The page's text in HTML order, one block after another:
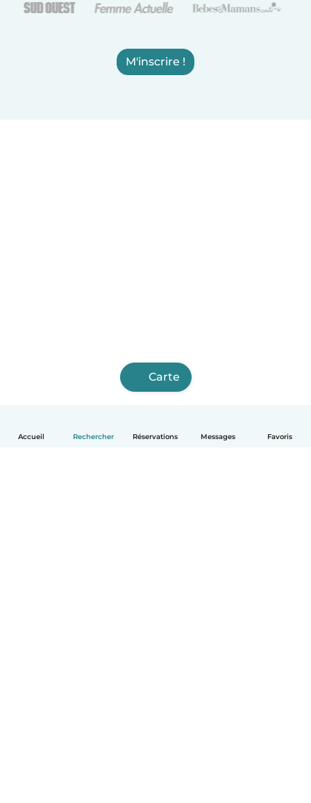
Accueil Rechercher Réservations Messages Favoris
M'inscrire !
Carte